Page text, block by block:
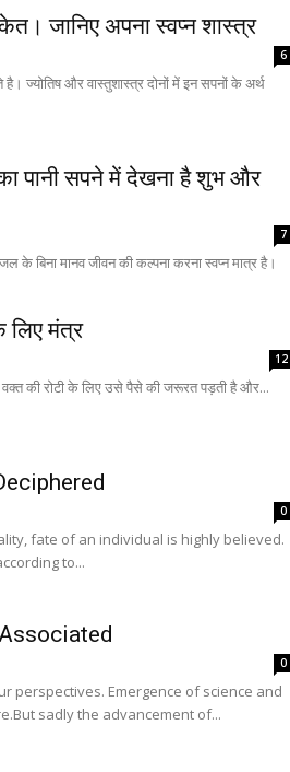
जानिए अपना स्वप्न शास्त्र
6
ज्योतिष और वास्तुशास्त्र दोनों में इन सपनों के अर्थ
पानी सपने में देखना है शुभ और
7
के बिना मानव जीवन की कल्पना करना स्वप्न मात्र है।
मंत्र
12
की रोटी के लिए उसे पैसे की जरूरत पड़ती है और...
0
fate of an individual is highly believed.
to...
0
perspectives. Emergence of science and
sadly the advancement of...